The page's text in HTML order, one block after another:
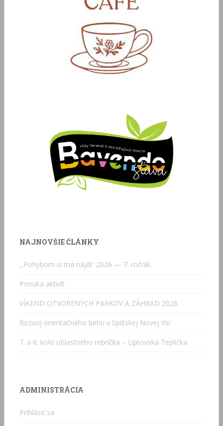
NAJNOVŠIE ČLÁNKY
,,Pohybom si ma nájdi” 2026 — 7. ročník
Ponuka aktivít
VÍKEND OTVORENÝCH PARKOV A ZÁHRAD 2026
Rozvoj orientačného behu v Spišskej Novej Vsi
7. a 8. kolo oblastného rebríčka – Liptovská Teplička
ADMINISTRÁCIA
Prihlásiť sa